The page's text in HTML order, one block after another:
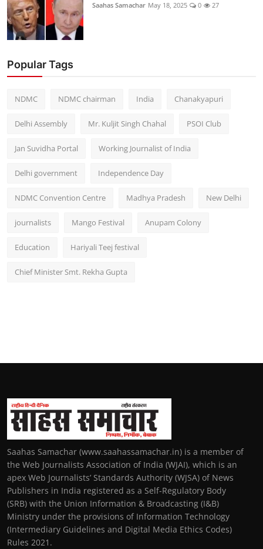
Saahas Samachar May 18, 2025 0 27
Popular Tags
NDMC NDMC chairman India Chanakyapuri
Delhi Assembly Mr. Kuljit Singh Chahal PSOI Club
Jan Suvidha Portal Working Journalist of India
Delhi government Independence Day
NDMC Convention Centre Madhya Pradesh New Delhi
journalists Mango Festival Anupam Colony
Education Hariyali Teej festival
Chief Minister Smt. Rekha Gupta
Saahas Samachar (www.saahassamachar.in) is a member of
the Web Journalists Association of India (WJAI), which is an
apex Web Journalists’ Standards Authority (WJSA) of News
Publishers in India registered as a Self-Regulatory Body
(SRB) with the Union Information & Broadcasting (I&B)
Ministry under the provisions of Information Technology
(Intermediary Guidelines and Digital Media Ethics Codes)
Rules 2021.